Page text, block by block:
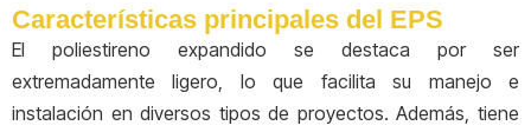
Características principales del EPS
El poliestireno expandido se destaca por ser
extremadamente ligero, lo que facilita su manejo e
instalación en diversos tipos de proyectos. Además, tiene